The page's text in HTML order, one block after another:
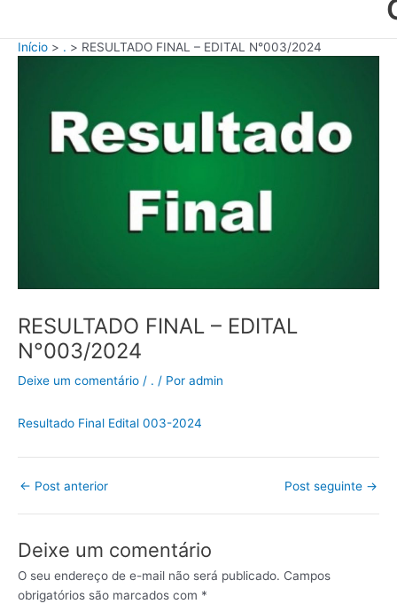
Início . RESULTADO FINAL – EDITAL N°003/2024
RESULTADO FINAL – EDITAL
N°003/2024
Deixe um comentário / . / Por admin
Resultado Final Edital 003-2024
← Post anterior Post seguinte →
Deixe um comentário
O seu endereço de e-mail não será publicado. Campos
obrigatórios são marcados com *